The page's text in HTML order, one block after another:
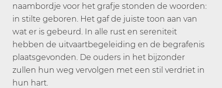
naambordje voor het grafje stonden de woorden:
in stilte geboren. Het gaf de juiste toon aan van
wat er is gebeurd. In alle rust en sereniteit
hebben de uitvaartbegeleiding en de begrafenis
plaatsgevonden. De ouders in het bijzonder
zullen hun weg vervolgen met een stil verdriet in
hun hart.